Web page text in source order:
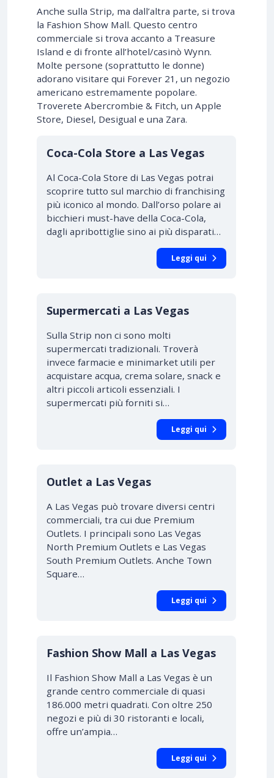
Anche sulla Strip, ma dall’altra parte, si trova
la Fashion Show Mall. Questo centro
commerciale si trova accanto a Treasure
Island e di fronte all’hotel/casinò Wynn.
Molte persone (soprattutto le donne)
adorano visitare qui Forever 21, un negozio
americano estremamente popolare.
Troverete Abercrombie & Fitch, un Apple
Store, Diesel, Desigual e una Zara.
Coca-Cola Store a Las Vegas
Al Coca-Cola Store di Las Vegas potrai
scoprire tutto sul marchio di franchising
più iconico al mondo. Dall’orso polare ai
bicchieri must-have della Coca-Cola,
dagli apribottiglie sino ai più disparati…
Leggi qui
Supermercati a Las Vegas
Sulla Strip non ci sono molti
supermercati tradizionali. Troverà
invece farmacie e minimarket utili per
acquistare acqua, crema solare, snack e
altri piccoli articoli essenziali. I
supermercati più forniti si…
Leggi qui
Outlet a Las Vegas
A Las Vegas può trovare diversi centri
commerciali, tra cui due Premium
Outlets. I principali sono Las Vegas
North Premium Outlets e Las Vegas
South Premium Outlets. Anche Town
Square…
Leggi qui
Fashion Show Mall a Las Vegas
Il Fashion Show Mall a Las Vegas è un
grande centro commerciale di quasi
186.000 metri quadrati. Con oltre 250
negozi e più di 30 ristoranti e locali,
offre un’ampia…
Leggi qui